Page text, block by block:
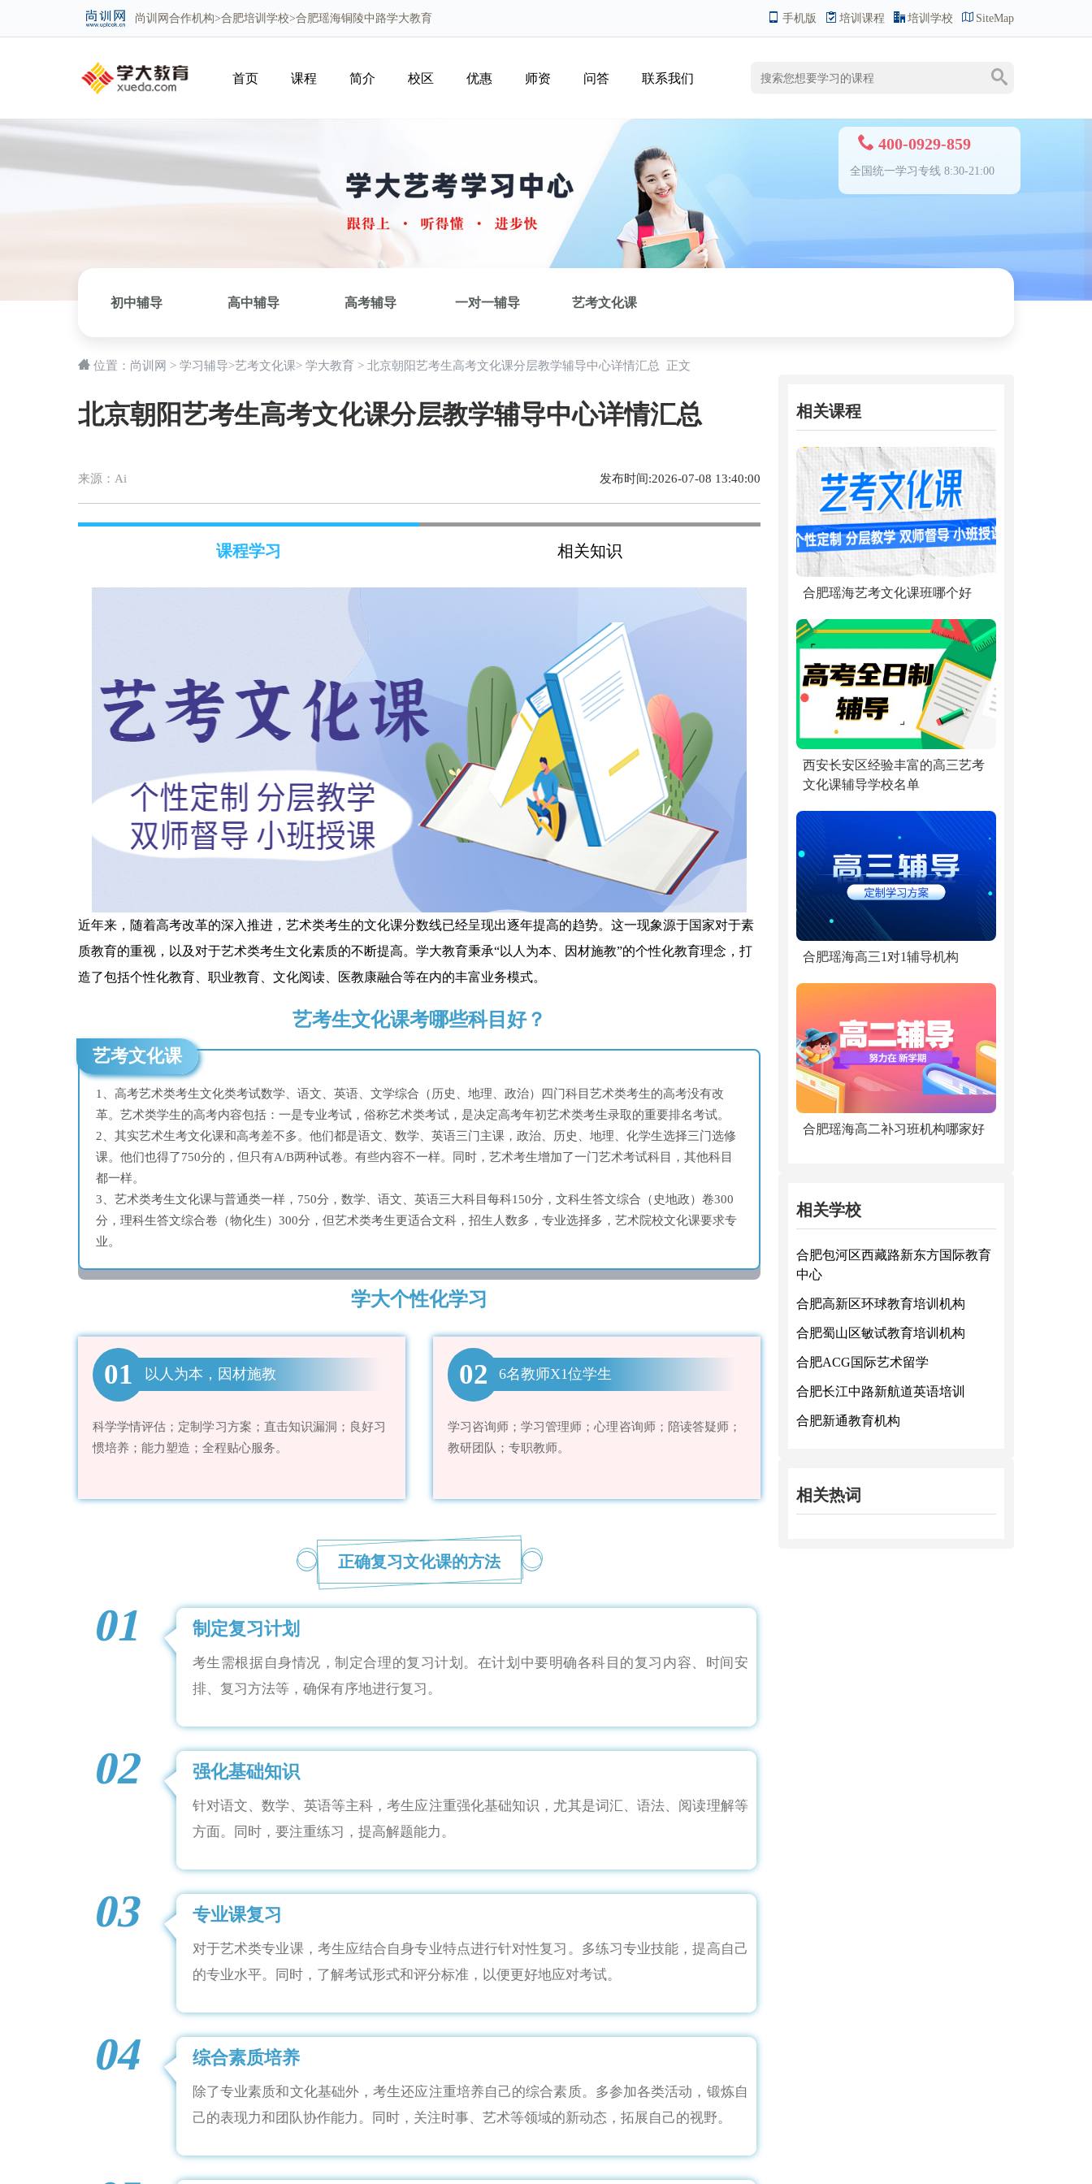
手机版 培训课程 培训学校 SiteMap
尚训网 合作机构>合肥培训学校>合肥瑶海铜陵中路学大教育
首页 课程 简介 校区 优惠 师资 问答 联系我们
400-0929-859
全国统一学习专线 8:30-21:00
初中辅导 高中辅导 高考辅导 一对一辅导 艺考文化课
位置： 尚训网 > 学习辅导>艺考文化课> 学大教育 > 北京朝阳艺考生高考文化课分层教学辅导中心详情汇总 正文
北京朝阳艺考生高考文化课分层教学辅导中心详情汇总
发布时间:2026-07-08 13:40:00
来源： Ai
课程学习 相关知识
近年来，随着高考改革的深入推进，艺术类考生的文化课分数线已经呈现出逐年提高的趋势。这一现象源于国家对于素
质教育的重视，以及对于艺术类考生文化素质的不断提高。学大教育秉承“以人为本、因材施教”的个性化教育理念，打
造了包括个性化教育、职业教育、文化阅读、医教康融合等在内的丰富业务模式。
艺考生文化课考哪些科目好？
艺考文化课
1、高考艺术类考生文化类考试数学、语文、英语、文学综合（历史、地理、政治）四门科目艺术类考生的高考没有改
革。艺术类学生的高考内容包括：一是专业考试，俗称艺术类考试，是决定高考年初艺术类考生录取的重要排名考试。
2、其实艺术生考文化课和高考差不多。他们都是语文、数学、英语三门主课，政治、历史、地理、化学生选择三门选修
课。他们也得了750分的，但只有A/B两种试卷。有些内容不一样。同时，艺术考生增加了一门艺术考试科目，其他科目
都一样。
3、艺术类考生文化课与普通类一样，750分，数学、语文、英语三大科目每科150分，文科生答文综合（史地政）卷300
分，理科生答文综合卷（物化生）300分，但艺术类考生更适合文科，招生人数多，专业选择多，艺术院校文化课要求专
业。
学大个性化学习
01 以人为本，因材施教
科学学情评估；定制学习方案；直击知识漏洞；良好习
惯培养；能力塑造；全程贴心服务。
02 6名教师X1位学生
学习咨询师；学习管理师；心理咨询师；陪读答疑师；
教研团队；专职教师。
正确复习文化课的方法
01 制定复习计划
考生需根据自身情况，制定合理的复习计划。在计划中要明确各科目的复习内容、时间安
排、复习方法等，确保有序地进行复习。
02 强化基础知识
针对语文、数学、英语等主科，考生应注重强化基础知识，尤其是词汇、语法、阅读理解等
方面。同时，要注重练习，提高解题能力。
03 专业课复习
对于艺术类专业课，考生应结合自身专业特点进行针对性复习。多练习专业技能，提高自己
的专业水平。同时，了解考试形式和评分标准，以便更好地应对考试。
04 综合素质培养
除了专业素质和文化基础外，考生还应注重培养自己的综合素质。多参加各类活动，锻炼自
己的表现力和团队协作能力。同时，关注时事、艺术等领域的新动态，拓展自己的视野。
相关课程
合肥瑶海艺考文化课班哪个好
西安长安区经验丰富的高三艺考
文化课辅导学校名单
合肥瑶海高三1对1辅导机构
合肥瑶海高二补习班机构哪家好
相关学校
合肥包河区西藏路新东方国际教育
中心
合肥高新区环球教育培训机构
合肥蜀山区敏试教育培训机构
合肥ACG国际艺术留学
合肥长江中路新航道英语培训
合肥新通教育机构
相关热词